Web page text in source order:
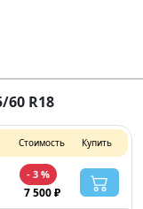
R18
Стоимость Купить
- 3 %
7 500 ₽